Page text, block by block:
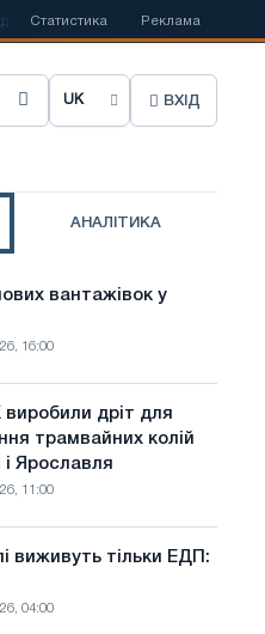
сталі Іспанська Acerinox
Статистика Реклама
О
р
м
в
у
а
ВХІД
АНАЛІТИКА
вантажівок у
16:00
дріт для
трамвайних колій
Ярославля
11:00
виживуть тільки ЕДП:
04:00